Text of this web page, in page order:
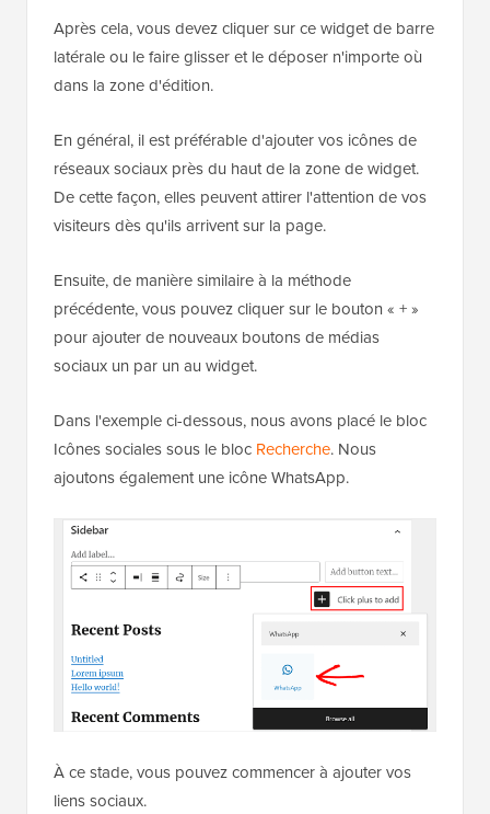
Après cela, vous devez cliquer sur ce widget de barre
latérale ou le faire glisser et le déposer n'importe où
dans la zone d'édition.
En général, il est préférable d'ajouter vos icônes de
réseaux sociaux près du haut de la zone de widget.
De cette façon, elles peuvent attirer l'attention de vos
visiteurs dès qu'ils arrivent sur la page.
Ensuite, de manière similaire à la méthode
précédente, vous pouvez cliquer sur le bouton « + »
pour ajouter de nouveaux boutons de médias
sociaux un par un au widget.
Dans l'exemple ci-dessous, nous avons placé le bloc
Icônes sociales sous le bloc Recherche. Nous
ajoutons également une icône WhatsApp.
À ce stade, vous pouvez commencer à ajouter vos
liens sociaux.